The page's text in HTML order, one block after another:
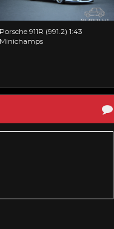
Porsche 911R (991.2) 1:43
Minichamps